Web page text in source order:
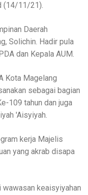
(14/11/21).
Daerah
Solichin. Hadir pula
dan Kepala AUM.
Kota Magelang
sebagai bagian
109 tahun dan juga
'Aisyiyah.
kerja Majelis
yang akrab disapa
keaisyiyahan